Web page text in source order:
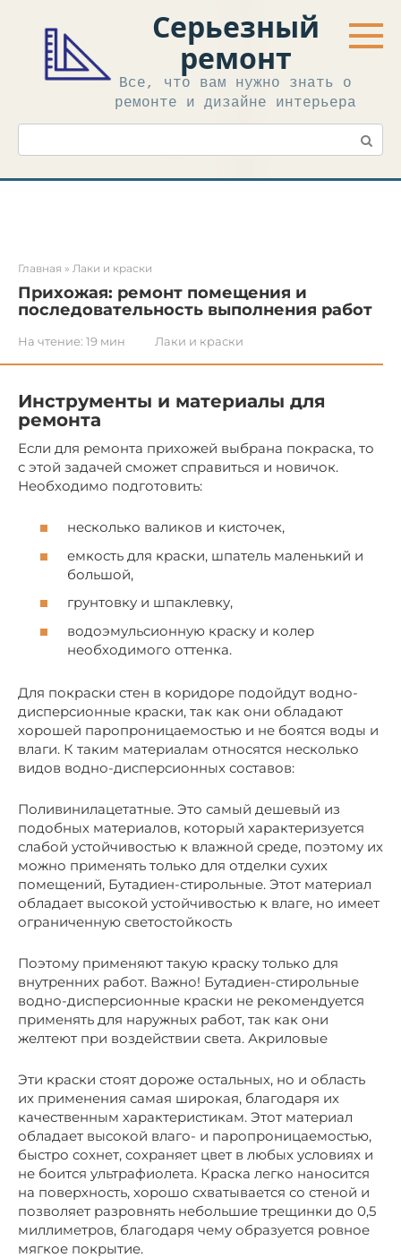
контенту
Серьезный
ремонт
Все, что вам нужно знать о
ремонте и дизайне интерьера
Поиск:
Главная » Лаки и краски
Прихожая: ремонт помещения и
последовательность выполнения работ
На чтение: 19 мин Лаки и краски
Инструменты и материалы для
ремонта
Если для ремонта прихожей выбрана покраска, то
с этой задачей сможет справиться и новичок.
Необходимо подготовить:
несколько валиков и кисточек,
емкость для краски, шпатель маленький и
большой,
грунтовку и шпаклевку,
водоэмульсионную краску и колер
необходимого оттенка.
Для покраски стен в коридоре подойдут водно-
дисперсионные краски, так как они обладают
хорошей паропроницаемостью и не боятся воды и
влаги. К таким материалам относятся несколько
видов водно-дисперсионных составов:
Поливинилацетатные. Это самый дешевый из
подобных материалов, который характеризуется
слабой устойчивостью к влажной среде, поэтому их
можно применять только для отделки сухих
помещений, Бутадиен-стирольные. Этот материал
обладает высокой устойчивостью к влаге, но имеет
ограниченную светостойкость
Поэтому применяют такую краску только для
внутренних работ. Важно! Бутадиен-стирольные
водно-дисперсионные краски не рекомендуется
применять для наружных работ, так как они
желтеют при воздействии света. Акриловые
Эти краски стоят дороже остальных, но и область
их применения самая широкая, благодаря их
качественным характеристикам. Этот материал
обладает высокой влаго- и паропроницаемостью,
быстро сохнет, сохраняет цвет в любых условиях и
не боится ультрафиолета. Краска легко наносится
на поверхность, хорошо схватывается со стеной и
позволяет разровнять небольшие трещинки до 0,5
миллиметров, благодаря чему образуется ровное
мягкое покрытие.